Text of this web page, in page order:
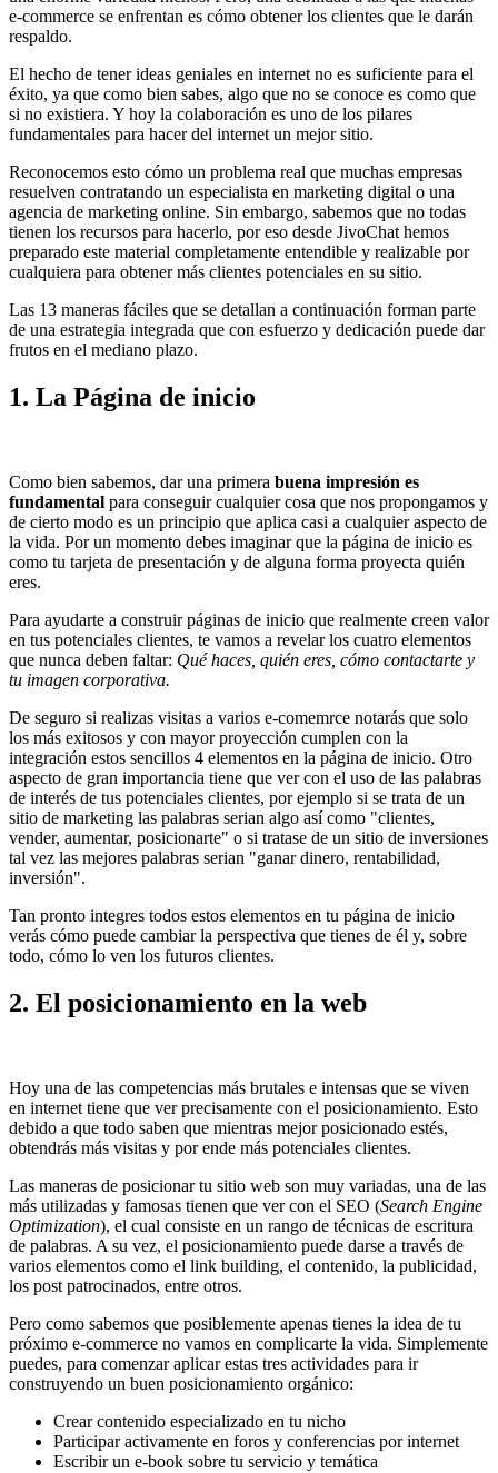
e-commerce se enfrentan es cómo obtener los clientes que le darán
respaldo.
El hecho de tener ideas geniales en internet no es suficiente para el
éxito, ya que como bien sabes, algo que no se conoce es como que
si no existiera. Y hoy la colaboración es uno de los pilares
fundamentales para hacer del internet un mejor sitio.
Reconocemos esto cómo un problema real que muchas empresas
resuelven contratando un especialista en marketing digital o una
agencia de marketing online. Sin embargo, sabemos que no todas
tienen los recursos para hacerlo, por eso desde JivoChat hemos
preparado este material completamente entendible y realizable por
cualquiera para obtener más clientes potenciales en su sitio.
Las 13 maneras fáciles que se detallan a continuación forman parte
de una estrategia integrada que con esfuerzo y dedicación puede dar
frutos en el mediano plazo.
1. La Página de inicio
Como bien sabemos, dar una primera buena impresión es
fundamental para conseguir cualquier cosa que nos propongamos y
de cierto modo es un principio que aplica casi a cualquier aspecto de
la vida. Por un momento debes imaginar que la página de inicio es
como tu tarjeta de presentación y de alguna forma proyecta quién
eres.
Para ayudarte a construir páginas de inicio que realmente creen valor
en tus potenciales clientes, te vamos a revelar los cuatro elementos
que nunca deben faltar: Qué haces, quién eres, cómo contactarte y
tu imagen corporativa.
De seguro si realizas visitas a varios e-comemrce notarás que solo
los más exitosos y con mayor proyección cumplen con la
integración estos sencillos 4 elementos en la página de inicio. Otro
aspecto de gran importancia tiene que ver con el uso de las palabras
de interés de tus potenciales clientes, por ejemplo si se trata de un
sitio de marketing las palabras serian algo así como "clientes,
vender, aumentar, posicionarte" o si tratase de un sitio de inversiones
tal vez las mejores palabras serian "ganar dinero, rentabilidad,
inversión".
Tan pronto integres todos estos elementos en tu página de inicio
verás cómo puede cambiar la perspectiva que tienes de él y, sobre
todo, cómo lo ven los futuros clientes.
2. El posicionamiento en la web
Hoy una de las competencias más brutales e intensas que se viven
en internet tiene que ver precisamente con el posicionamiento. Esto
debido a que todo saben que mientras mejor posicionado estés,
obtendrás más visitas y por ende más potenciales clientes.
Las maneras de posicionar tu sitio web son muy variadas, una de las
más utilizadas y famosas tienen que ver con el SEO (Search Engine
Optimization), el cual consiste en un rango de técnicas de escritura
de palabras. A su vez, el posicionamiento puede darse a través de
varios elementos como el link building, el contenido, la publicidad,
los post patrocinados, entre otros.
Pero como sabemos que posiblemente apenas tienes la idea de tu
próximo e-commerce no vamos en complicarte la vida. Simplemente
puedes, para comenzar aplicar estas tres actividades para ir
construyendo un buen posicionamiento orgánico:
Crear contenido especializado en tu nicho
Participar activamente en foros y conferencias por internet
Escribir un e-book sobre tu servicio y temática